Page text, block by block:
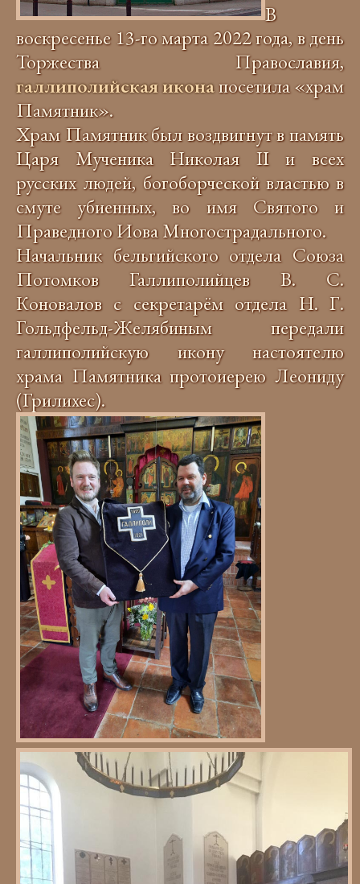
В
воскресенье 13-го марта 2022 года, в день
Торжества Православия,
галлиполийская иконапосетила «храм
Памятник».
Храм Памятник был воздвигнут в память
Царя Мученика Николая II и всех
русских людей, богоборческой властью в
смуте убиенных, во имя Святого и
Праведного Иова Многострадального.
Начальник бельгийского отдела Союза
Потомков Галлиполийцев В. С.
Коновалов с секретарём отдела Н. Г.
Гольдфельд-Желябиным передали
галлиполийскую икону настоятелю
храма Памятника протоиерею Леониду
(Грилихес).